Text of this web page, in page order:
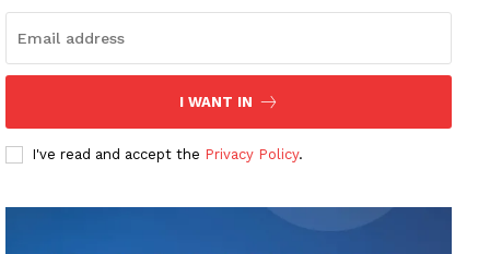
I WANT IN
I've read and accept the Privacy Policy.